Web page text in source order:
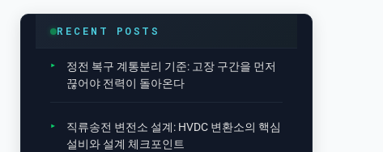
RECENT POSTS
정전 복구 계통분리 기준: 고장 구간을 먼저
끊어야 전력이 돌아온다
직류송전 변전소 설계: HVDC 변환소의 핵심
설비와 설계 체크포인트